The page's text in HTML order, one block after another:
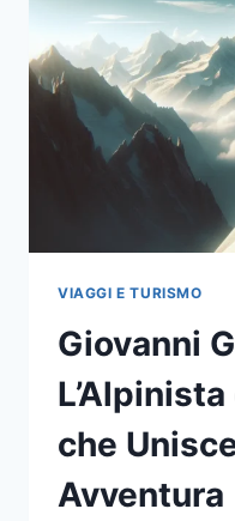
PER
GLI
AMANTI
DELLA
VIAGGI E TURISMO
Giovanni
che
Avventura